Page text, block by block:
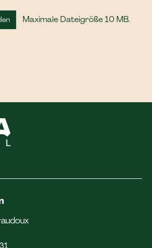
Maximale Dateigröße 10 MB.